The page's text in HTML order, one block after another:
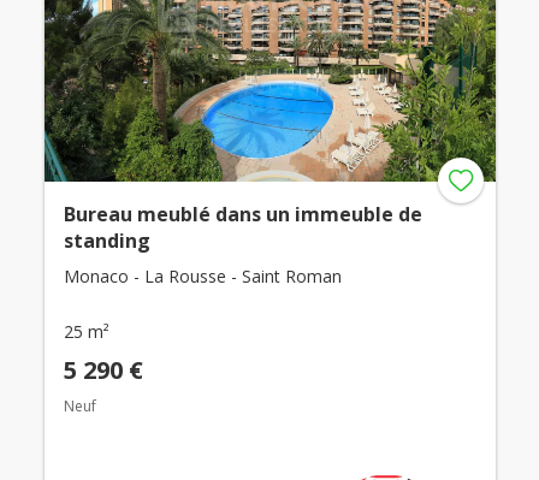
Bureau meublé dans un immeuble de
standing
Monaco - La Rousse - Saint Roman
25 m²
5 290 €
Neuf